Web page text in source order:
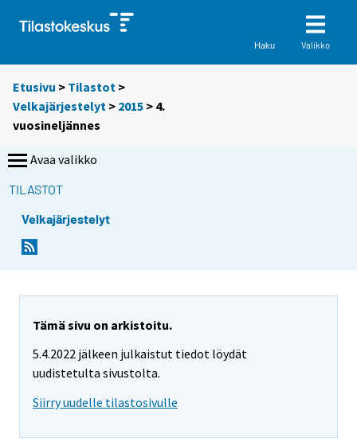
Haku Valikko
Etusivu > Tilastot >
Velkajärjestelyt > 2015 > 4.
vuosineljännes
Avaa valikko
TILASTOT
Velkajärjestelyt
Tämä sivu on arkistoitu.
5.4.2022 jälkeen julkaistut tiedot löydät
uudistetulta sivustolta.
Siirry uudelle tilastosivulle